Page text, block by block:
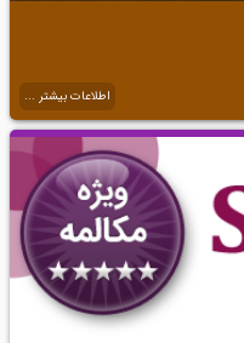
اطلاعات بیشتر ...